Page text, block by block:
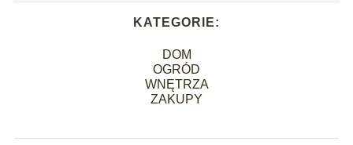
KATEGORIE:
DOM
OGRÓD
WNĘTRZA
ZAKUPY